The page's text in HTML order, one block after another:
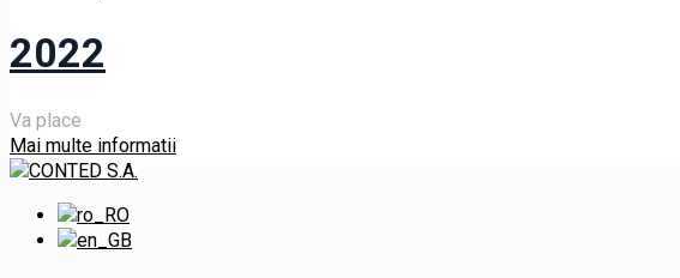
2022
Va place
Mai multe informatii